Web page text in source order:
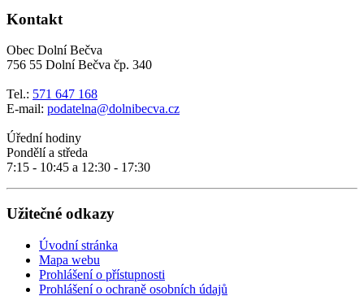
Kontakt
Obec Dolní Bečva
756 55 Dolní Bečva čp. 340
Tel.: 571 647 168
E-mail: podatelna@dolnibecva.cz
Úřední hodiny
Pondělí a středa
7:15 - 10:45 a 12:30 - 17:30
Užitečné odkazy
Úvodní stránka
Mapa webu
Prohlášení o přístupnosti
Prohlášení o ochraně osobních údajů